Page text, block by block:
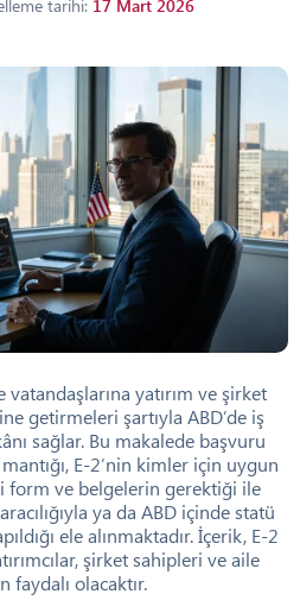
tarihi: 17 Mart 2026
vatandaşlarına yatırım ve şirket
getirmeleri şartıyla ABD’de iş
sağlar. Bu makalede başvuru
E-2’nin kimler için uygun
form ve belgelerin gerektiği ile
ya da ABD içinde statü
ele alınmaktadır. İçerik, E-2
şirket sahipleri ve aile
faydalı olacaktır.